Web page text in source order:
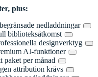
plus:
nedladdningar
biblioteksåtkomst
designverktyg
AI-funktioner
paket per månad
attribution krävs